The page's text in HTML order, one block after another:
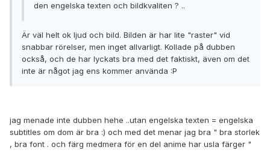
den engelska texten och bildkvaliten ? ..
Är väl helt ok ljud och bild. Bilden är har lite "raster" vid
snabbar rörelser, men inget allvarligt. Kollade på dubben
också, och de har lyckats bra med det faktiskt, även om det
inte är något jag ens kommer använda :P
jag menade inte dubben hehe ..utan engelska texten = engelska
subtitles om dom är bra :) och med det menar jag bra " bra storlek
, bra font . och färg medmera för en del anime har usla färger "